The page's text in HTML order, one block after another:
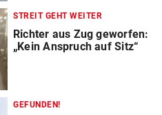
STREIT GEHT WEITER
Richter aus Zug geworfen:
„Kein Anspruch auf Sitz“
GEFUNDEN!